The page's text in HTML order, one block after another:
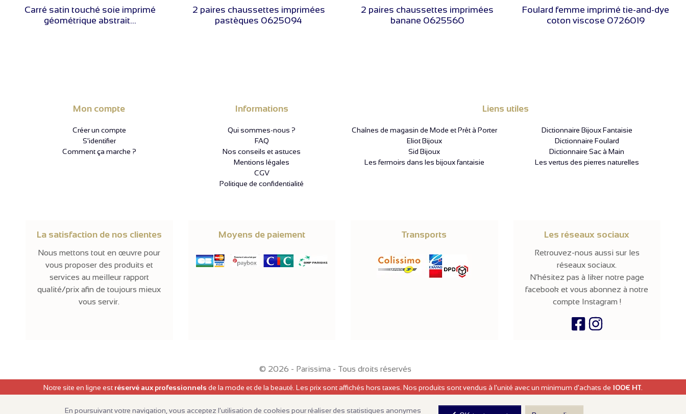
Carré satin touché soie imprimé
géométrique abstrait...
2 paires chaussettes imprimées
pastèques 0625094
2 paires chaussettes imprimées
banane 0625560
Foulard femme imprimé tie-and-dye
coton viscose 0726019
Mon compte
Créer un compte
S'identifier
Comment ça marche ?
Informations
Qui sommes-nous ?
FAQ
Nos conseils et astuces
Mentions légales
CGV
Politique de confidentialité
Liens utiles
Chaînes de magasin de Mode et Prêt à Porter
Dictionnaire Bijoux Fantaisie
Eliot Bijoux
Dictionnaire Foulard
Sid Bijoux
Dictionnaire Sac à Main
Les fermoirs dans les bijoux fantaisie
Les vertus des pierres naturelles
La satisfaction de nos clientes
Nous mettons tout en œuvre pour
vous proposer des produits et
services au meilleur rapport
qualité/prix afin de toujours mieux
vous servir.
Moyens de paiement Transports Les réseaux sociaux
Retrouvez-nous aussi sur les
réseaux sociaux.
N’hésitez pas à liker notre page
facebook et vous abonnez à notre
compte Instagram !
© 2026 - Parissima - Tous droits réservés
En poursuivant votre navigation, vous acceptez l'utilisation de cookies pour réaliser des statistiques anonymes
Notre site en ligne est réservé aux professionnels de la mode et de la beauté. Les prix sont affichés hors taxes. Nos produits sont vendus à l'unité avec un minimum d'achats de 100€ HT